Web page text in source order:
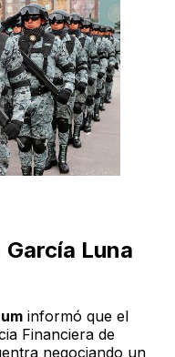
Luna
informó que el
Financiera de
negociando un